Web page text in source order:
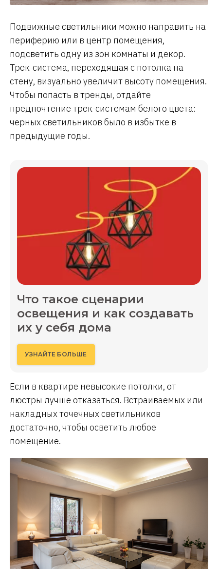
Подвижные светильники можно направить на
периферию или в центр помещения,
подсветить одну из зон комнаты и декор.
Трек-система, переходящая с потолка на
стену, визуально увеличит высоту помещения.
Чтобы попасть в тренды, отдайте
предпочтение трек-системам белого цвета:
черных светильников было в избытке в
предыдущие годы.
Что такое сценарии
освещения и как создавать
их у себя дома
УЗНАЙТЕ БОЛЬШЕ
Если в квартире невысокие потолки, от
люстры лучше отказаться. Встраиваемых или
накладных точечных светильников
достаточно, чтобы осветить любое
помещение.